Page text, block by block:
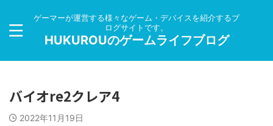
ゲーマーが運営する様々なゲーム・デバイスを紹介するブ
ログサイトです。
HUKUROUのゲームライフブログ
バイオre2クレア4
2022年11月19日